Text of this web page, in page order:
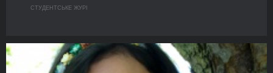
СТУДЕНТСЬКЕ ЖУРІ